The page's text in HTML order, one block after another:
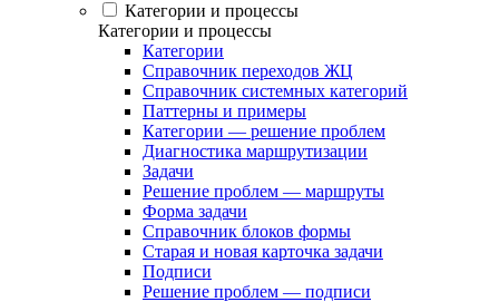
Категории и процессы
Категории и процессы
Категории
Справочник переходов ЖЦ
Справочник системных категорий
Паттерны и примеры
Категории — решение проблем
Диагностика маршрутизации
Задачи
Решение проблем — маршруты
Форма задачи
Справочник блоков формы
Старая и новая карточка задачи
Подписи
Решение проблем — подписи